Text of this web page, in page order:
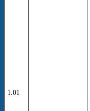
1.01